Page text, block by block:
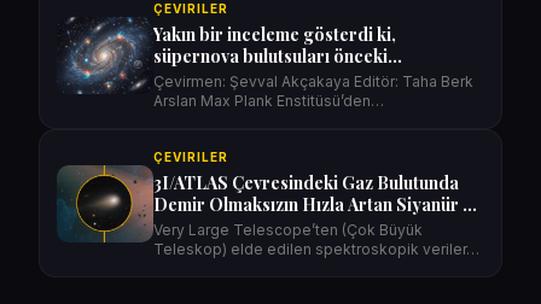
ÇEVIRILER
Yakın bir inceleme gösterdi ki,
süpernova bulutsuları önceki
hesaplamalardan daha fazla.
Çevirmen: Şevval Akçakaya Editör: Taha Berk
Arslan Max Plank Enstitüsü’den…
ÇEVIRILER
3I/ATLAS Çevresindeki Gaz Bulutunda
Demir Olmaksızın Hızla Artan Siyanür ve
Nikel Üretimi
Very Large Telescope’ten (Çok Büyük
Teleskop) elde edilen spektroskopik veriler…